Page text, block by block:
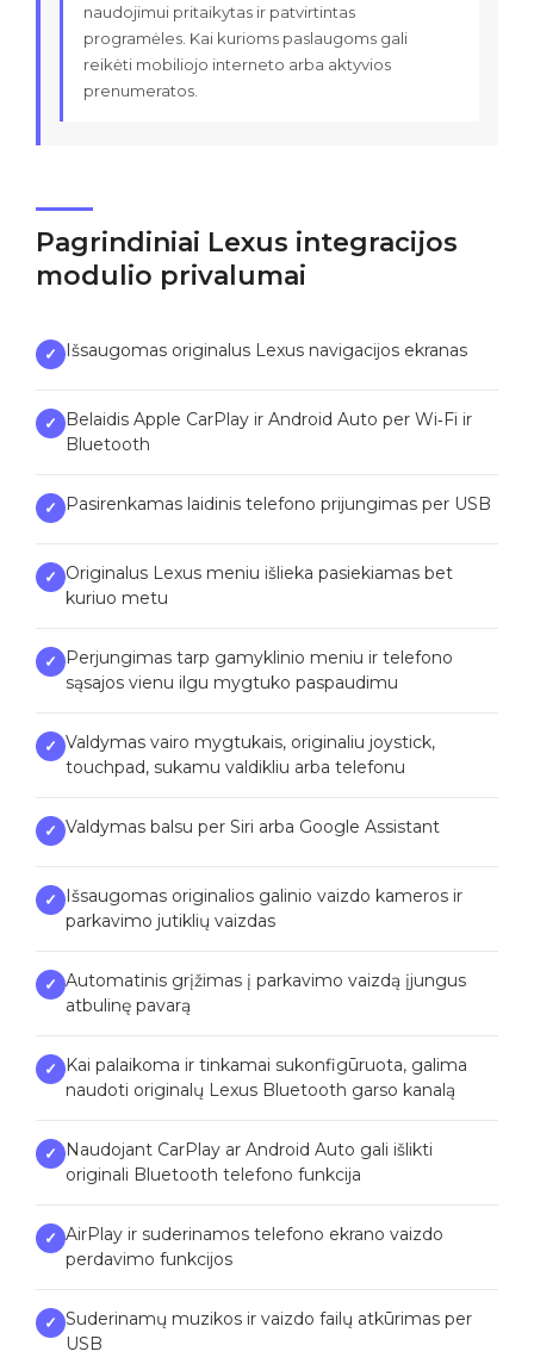
naudojimui pritaikytas ir patvirtintas
programėles. Kai kurioms paslaugoms gali
reikėti mobiliojo interneto arba aktyvios
prenumeratos.
Pagrindiniai Lexus integracijos
modulio privalumai
✓ Išsaugomas originalus Lexus navigacijos ekranas
✓
Belaidis Apple CarPlay ir Android Auto per Wi‑Fi ir
Bluetooth
✓ Pasirenkamas laidinis telefono prijungimas per USB
✓
Originalus Lexus meniu išlieka pasiekiamas bet
kuriuo metu
✓
Perjungimas tarp gamyklinio meniu ir telefono
sąsajos vienu ilgu mygtuko paspaudimu
✓ Valdymas vairo mygtukais, originaliu joystick,
touchpad, sukamu valdikliu arba telefonu
✓ Valdymas balsu per Siri arba Google Assistant
✓
Išsaugomas originalios galinio vaizdo kameros ir
parkavimo jutiklių vaizdas
✓ Automatinis grįžimas į parkavimo vaizdą įjungus
atbulinę pavarą
✓
Kai palaikoma ir tinkamai sukonfigūruota, galima
naudoti originalų Lexus Bluetooth garso kanalą
✓
Naudojant CarPlay ar Android Auto gali išlikti
originali Bluetooth telefono funkcija
✓ AirPlay ir suderinamos telefono ekrano vaizdo
perdavimo funkcijos
✓ Suderinamų muzikos ir vaizdo failų atkūrimas per
USB